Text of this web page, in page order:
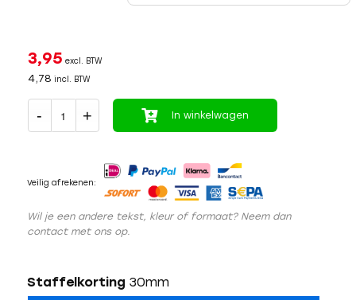
3,95 excl. BTW
4,78 incl. BTW
In winkelwagen
Veilig afrekenen:
Wil je een andere tekst, kleur of formaat? Neem dan
contact met ons op.
Staffelkorting 30mm